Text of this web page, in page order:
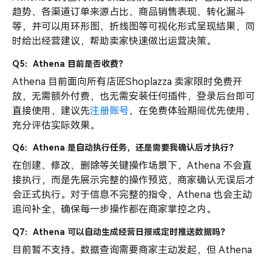
趋势、各渠道订单来源占比、商品销售表现、转化漏斗
等，并可以用环形图、折线图等可视化形式呈现结果，同
时给出经营建议，帮助卖家快速做出运营决策。
Q5：Athena 目前是否收费？
Athena 目前面向所有店匠Shoplazza 卖家限时免费开
放，无需额外付费，也无需安装任何插件，登录后台即可
直接使用，建议先注册账号，在免费体验期间优先使用，
充分评估实际效果。
Q6：Athena 是自动执行任务，还是需要我确认后才执行？
在创建、修改、删除等关键操作场景下，Athena 不会直
接执行，而是先展示完整的操作预览，商家确认无误后才
会正式执行。对于信息不完整的指令，Athena 也会主动
追问补全，确保每一步操作都在商家掌控之内。
Q7：Athena 可以自动生成经营日报或定时推送数据吗？
目前暂不支持。数据查询需要商家主动发起，但 Athena